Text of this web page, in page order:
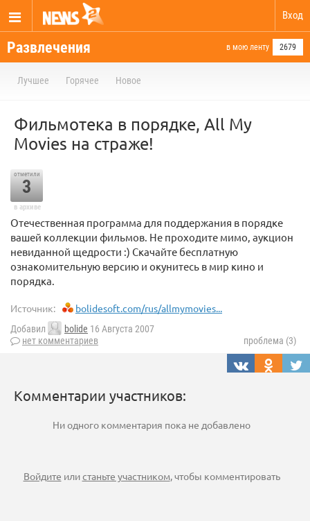
Вход
Развлечения в мою ленту 2679
Лучшее Горячее Новое
Фильмотека в порядке, All My
Movies на страже!
отметили
3
в архиве
Отечественная программа для поддержания в порядке
вашей коллекции фильмов. Не проходите мимо, аукцион
невиданной щедрости :) Скачайте бесплатную
ознакомительную версию и окунитесь в мир кино и
порядка.
Источник: bolidesoft.com/rus/allmymovies...
Добавил bolide 16 Августа 2007
нет комментариев
проблема (3)
Комментарии участников:
Ни одного комментария пока не добавлено
Войдите илистаньте участником, чтобы комментировать